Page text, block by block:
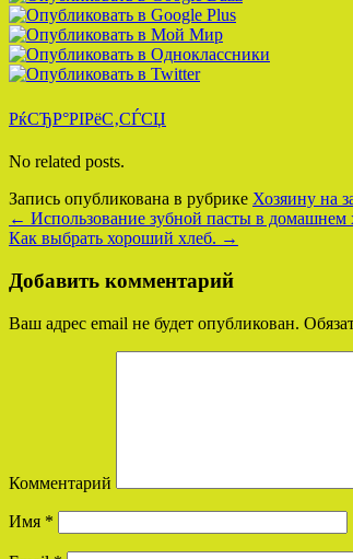
РќСЂР°РІРёС‚СЃСЏ
No related posts.
Запись опубликована в рубрике Хозяину на
← Использование зубной пасты в домашнем
Как выбрать хороший хлеб. →
Добавить комментарий
Ваш адрес email не будет опубликован.
Комментарий
Имя *